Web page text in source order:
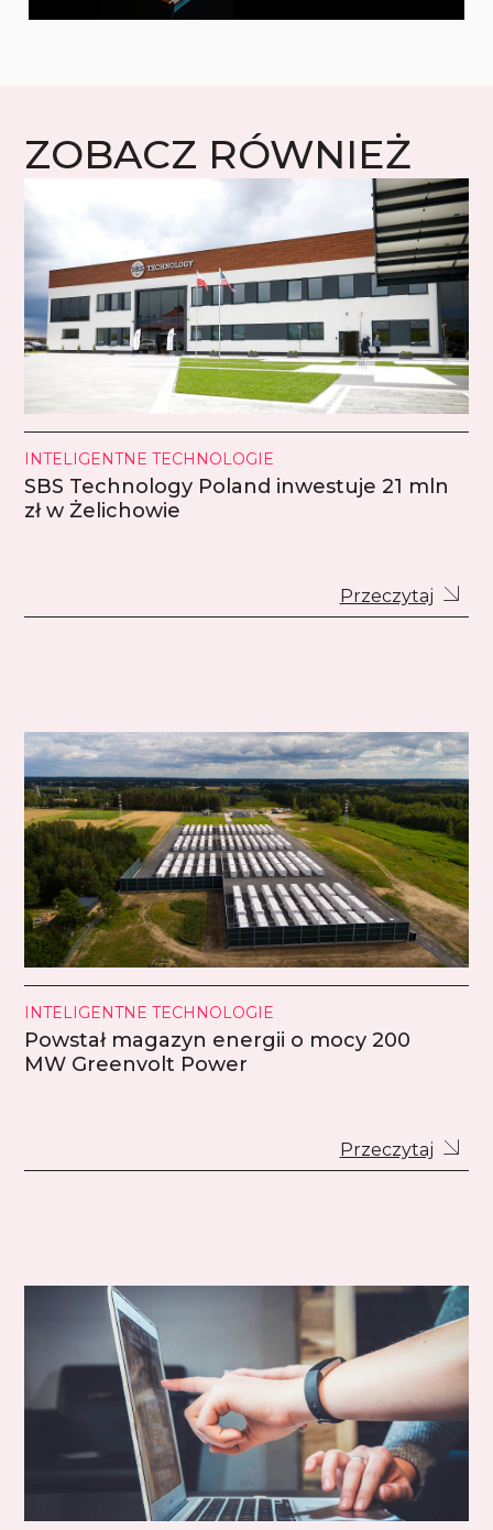
ZOBACZ RÓWNIEŻ
INTELIGENTNE TECHNOLOGIE
SBS Technology Poland inwestuje 21 mln
zł w Żelichowie
Przeczytaj
INTELIGENTNE TECHNOLOGIE
Powstał magazyn energii o mocy 200
MW Greenvolt Power
Przeczytaj